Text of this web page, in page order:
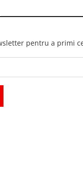
pentru a primi